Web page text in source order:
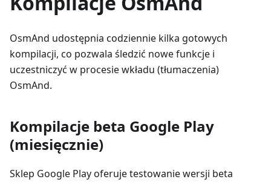
OsmAnd udostępnia codziennie kilka gotowych
kompilacji, co pozwala śledzić nowe funkcje i
uczestniczyć w procesie wkładu (tłumaczenia)
OsmAnd.
Kompilacje beta Google Play
(miesięcznie)
Sklep Google Play oferuje testowanie wersji beta